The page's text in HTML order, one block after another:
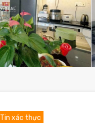
Tin xác thực